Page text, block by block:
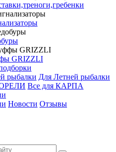
GRIZZLI
рыбалки Для Летней рыбалки
Все для КАРПА
Новости Отзывы